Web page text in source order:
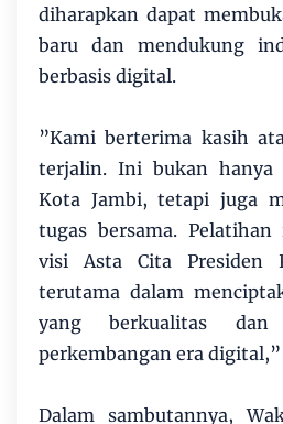
diharapkan dapat
baru dan mendukung
berbasis digital.
​”Kami berterima kasih
terjalin. Ini bukan hanya
Kota Jambi, tetapi juga
tugas bersama.
visi Asta Cita Presiden
terutama dalam
yang berkualitas dan
perkembangan era
Dalam sambutannya,